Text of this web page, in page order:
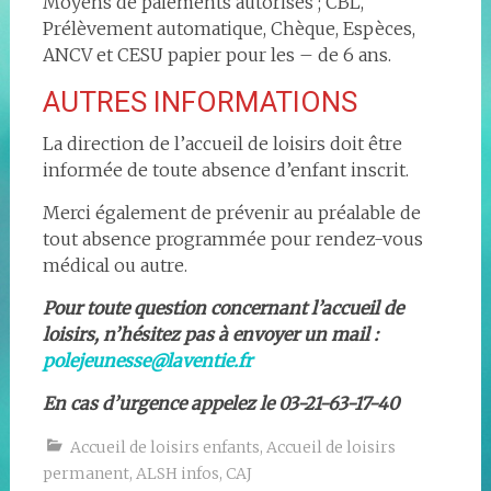
Prélèvement automatique, Chèque, Espèces,
ANCV et CESU papier pour les – de 6 ans.
AUTRES INFORMATIONS
La direction de l’accueil de loisirs doit être
informée de toute absence d’enfant inscrit.
Merci également de prévenir au préalable de
tout absence programmée pour rendez-vous
médical ou autre.
Pour toute question concernant l’accueil de
loisirs, n’hésitez pas à envoyer un mail :
polejeunesse@laventie.fr
En cas d’urgence appelez le 03-21-63-17-40
Accueil de loisirs enfants, Accueil de loisirs
permanent, ALSH infos, CAJ